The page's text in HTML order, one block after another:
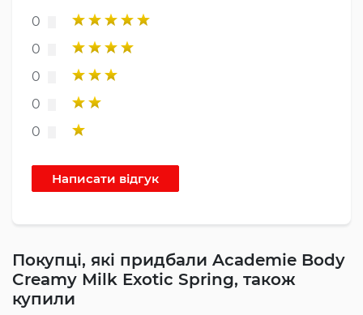
0
0
0
0
0
Покупці, які придбали Academie Body
Creamy Milk Exotic Spring, також
купили